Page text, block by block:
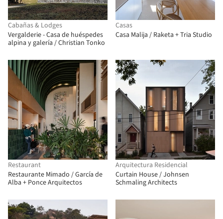
Cabañas & Lodges
Vergalderie - Casa de huéspedes
alpina y galería / Christian Tonko
Casas
Casa Malija / Raketa + Tria Studio
Restaurant
Restaurante Mimado / García de
Alba + Ponce Arquitectos
Arquitectura Residencial
Curtain House / Johnsen
Schmaling Architects